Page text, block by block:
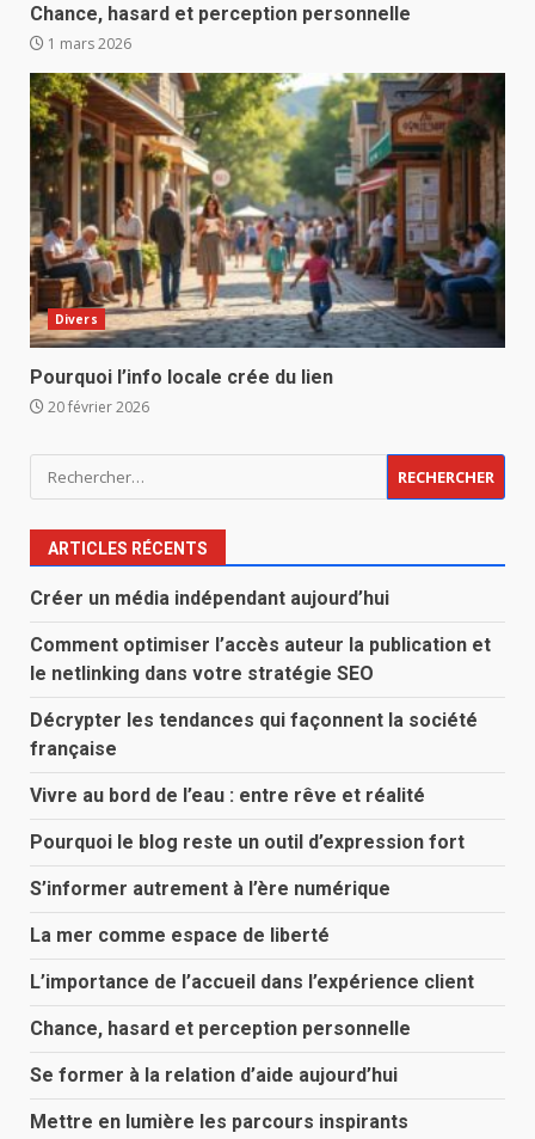
Chance, hasard et perception personnelle
1 mars 2026
Divers
Pourquoi l’info locale crée du lien
20 février 2026
Rechercher :
ARTICLES RÉCENTS
Créer un média indépendant aujourd’hui
Comment optimiser l’accès auteur la publication et
le netlinking dans votre stratégie SEO
Décrypter les tendances qui façonnent la société
française
Vivre au bord de l’eau : entre rêve et réalité
Pourquoi le blog reste un outil d’expression fort
S’informer autrement à l’ère numérique
La mer comme espace de liberté
L’importance de l’accueil dans l’expérience client
Chance, hasard et perception personnelle
Se former à la relation d’aide aujourd’hui
Mettre en lumière les parcours inspirants